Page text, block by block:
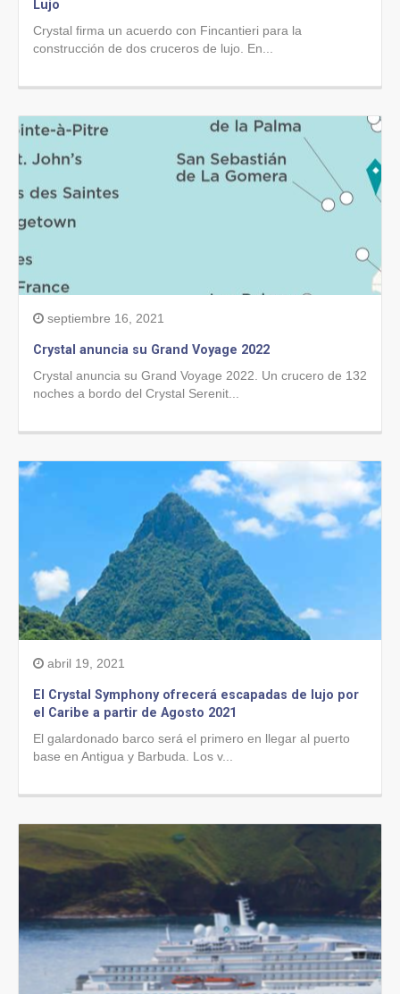
Lujo
Crystal firma un acuerdo con Fincantieri para la
construcción de dos cruceros de lujo. En...
septiembre 16, 2021
Crystal anuncia su Grand Voyage 2022
Crystal anuncia su Grand Voyage 2022. Un crucero de 132
noches a bordo del Crystal Serenit...
abril 19, 2021
El Crystal Symphony ofrecerá escapadas de lujo por
el Caribe a partir de Agosto 2021
El galardonado barco será el primero en llegar al puerto
base en Antigua y Barbuda. Los v...